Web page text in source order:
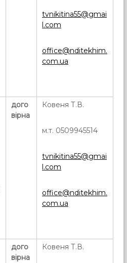
tvnikitina55@gmai
l.com
office@nditekhim.
com.ua
дого
вірна
Ковеня Т.В.
м.т. 0509945514
tvnikitina55@gmai
l.com
office@nditekhim.
com.ua
дого
вірна
Ковеня Т.В.